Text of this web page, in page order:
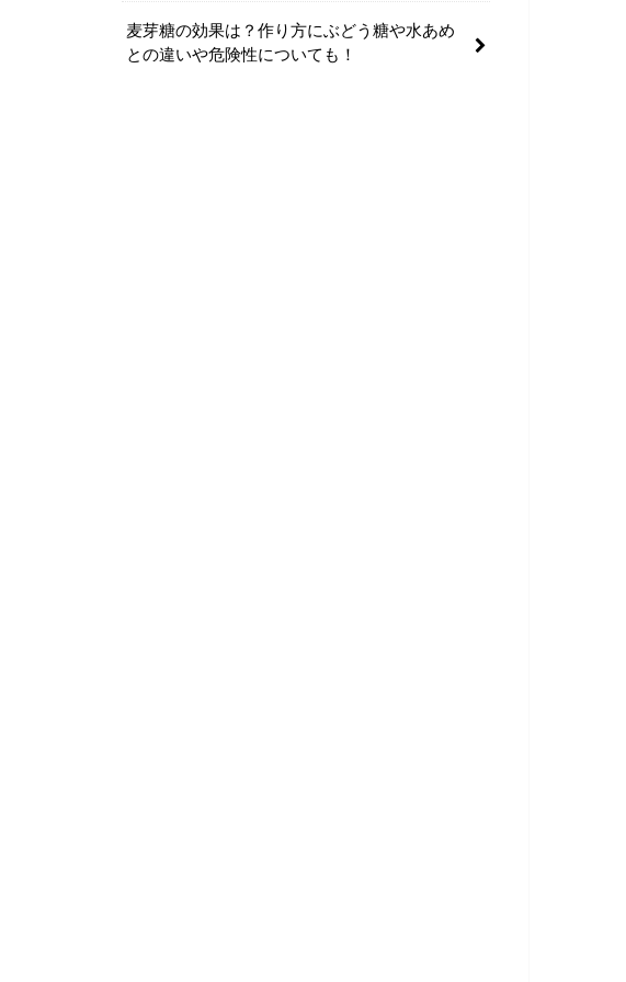
麦芽糖の効果は？作り方にぶどう糖や水あめ
との違いや危険性についても！